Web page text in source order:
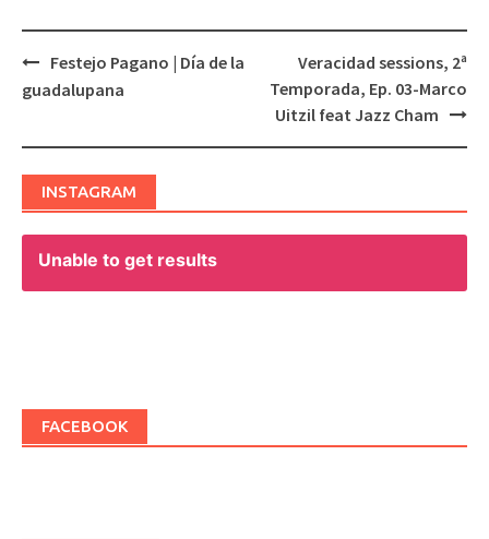
Post
navigation
Festejo Pagano | Día de la
guadalupana
Veracidad sessions, 2ª
Temporada, Ep. 03-Marco
Uitzil feat Jazz Cham
INSTAGRAM
Unable to get results
FACEBOOK